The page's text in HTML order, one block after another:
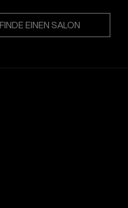
FINDE EINEN SALON